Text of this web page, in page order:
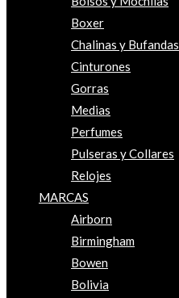
Boxer
Chalinas y Bufandas
Cinturones
Gorras
Medias
Perfumes
Pulseras y Collares
Relojes
MARCAS
Airborn
Birmingham
Bowen
Bolivia